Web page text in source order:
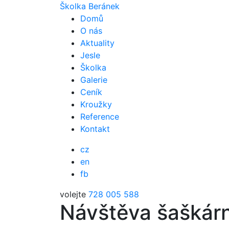
Školka Beránek
Domů
O nás
Aktuality
Jesle
Školka
Galerie
Ceník
Kroužky
Reference
Kontakt
cz
en
fb
volejte 728 005 588
Návštěva